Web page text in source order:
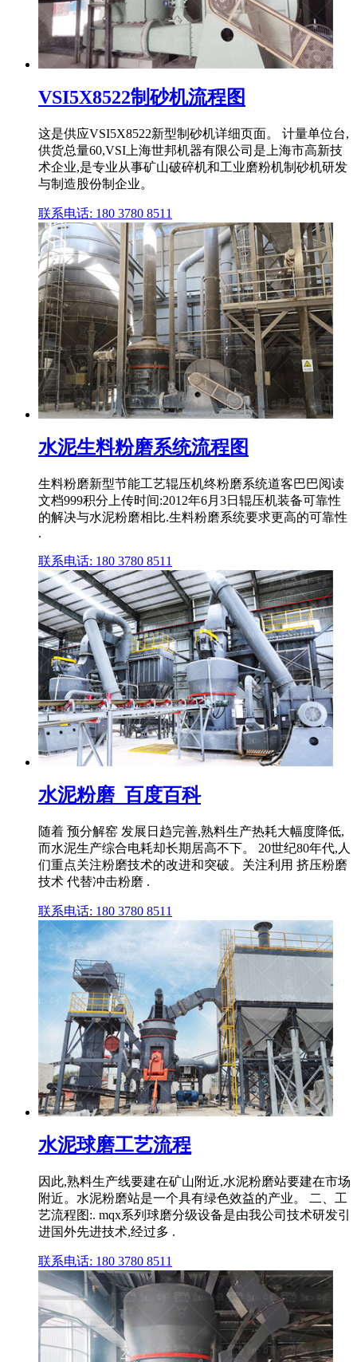
VSI5X8522制砂机流程图
这是供应VSI5X8522新型制砂机详细页面。 计量单位台,
供货总量60,VSI上海世邦机器有限公司是上海市高新技
术企业,是专业从事矿山破碎机和工业磨粉机制砂机研发
与制造股份制企业。
联系电话: 180 3780 8511
水泥生料粉磨系统流程图
生料粉磨新型节能工艺辊压机终粉磨系统道客巴巴阅读
文档999积分上传时间:2012年6月3日辊压机装备可靠性
的解决与水泥粉磨相比.生料粉磨系统要求更高的可靠性
.
联系电话: 180 3780 8511
水泥粉磨_百度百科
随着 预分解窑 发展日趋完善,熟料生产热耗大幅度降低,
而水泥生产综合电耗却长期居高不下。 20世纪80年代,人
们重点关注粉磨技术的改进和突破。关注利用 挤压粉磨
技术 代替冲击粉磨 .
联系电话: 180 3780 8511
水泥球磨工艺流程
因此,熟料生产线要建在矿山附近,水泥粉磨站要建在市场
附近。水泥粉磨站是一个具有绿色效益的产业。 二、工
艺流程图:. mqx系列球磨分级设备是由我公司技术研发引
进国外先进技术,经过多 .
联系电话: 180 3780 8511